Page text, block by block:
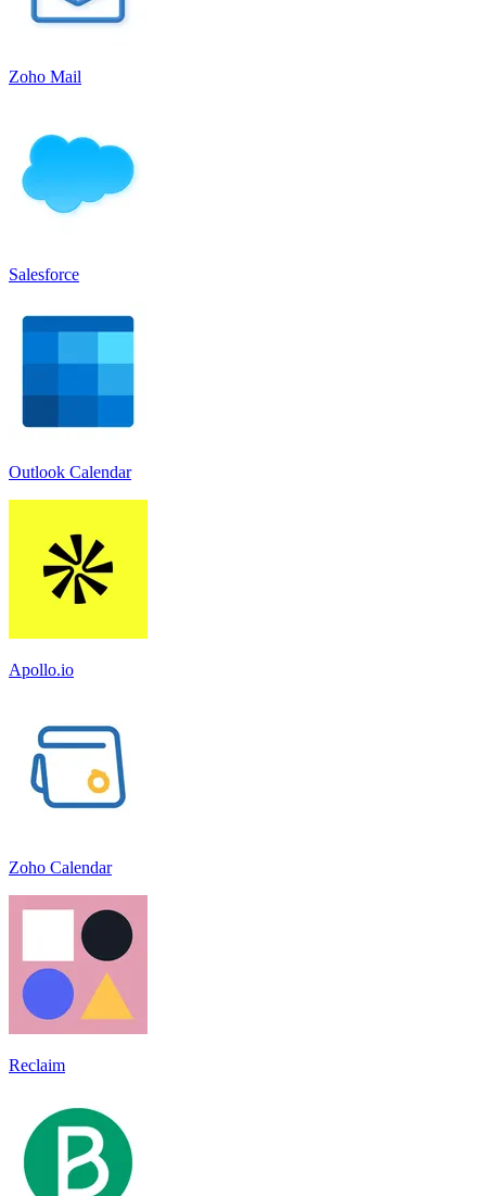
Zoho Mail
Salesforce
Outlook Calendar
Apollo.io
Zoho Calendar
Reclaim